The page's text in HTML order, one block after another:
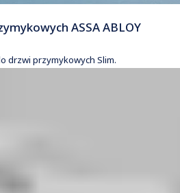
ASSA ABLOY
drzwi przymykowych Slim.